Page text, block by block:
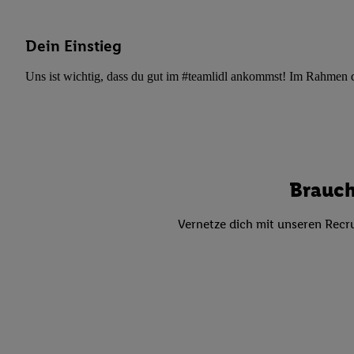
Dein Einstieg
Uns ist wichtig, dass du gut im #teamlidl ankommst! Im Rahmen
Vernetze dich mit unseren
Anzeige von
oder Zugriff auf
von Zielgruppen
reduzierter Daten